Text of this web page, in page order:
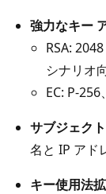
強力なキー
RSA:
シナリオ
EC: P-
サブジェク
名と IP アド
キー使用法